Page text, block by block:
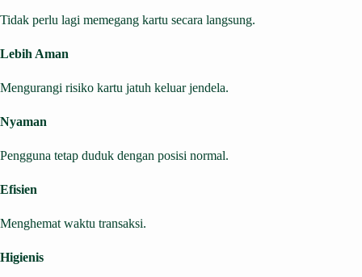
Tidak perlu lagi memegang kartu secara langsung.
Lebih Aman
Mengurangi risiko kartu jatuh keluar jendela.
Nyaman
Pengguna tetap duduk dengan posisi normal.
Efisien
Menghemat waktu transaksi.
Higienis